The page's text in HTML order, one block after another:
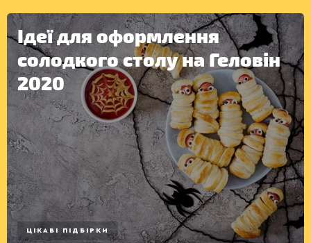
КОНСЕРВАЦІЯ
Ідеї для оформлення
солодкого столу на Геловін
2020
ЦІКАВІ ПІДБІРКИ